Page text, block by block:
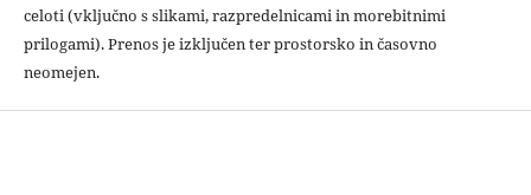
celoti (vključno s slikami, razpredelnicami in morebitnimi
prilogami). Prenos je izključen ter prostorsko in časovno
neomejen.